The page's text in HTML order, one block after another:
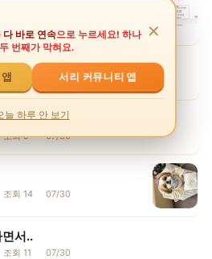
조회 15 07/30
조회 9 07/30
조회 14 07/30
서..
조회 11 07/30
다 바로 연속으로 누르세요! 하나
번째가 막혀요.
✕
서리 커뮤니티 앱
늘 하루 안 보기